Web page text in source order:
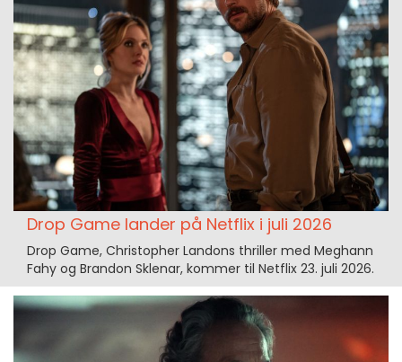
Drop Game lander på Netflix i juli 2026
Drop Game, Christopher Landons thriller med Meghann
Fahy og Brandon Sklenar, kommer til Netflix 23. juli 2026.